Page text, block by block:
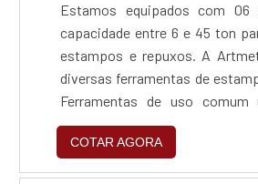
Estamos equipados com 06
capacidade entre 6 e 45 ton
estampos e repuxos. A
diversas ferramentas de
Ferramentas de uso comum
vários tipos de produtos,
ferramentas especiais para
quantidade de produtos
COTAR AGORA